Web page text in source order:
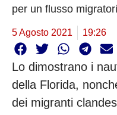
per un flusso
5 Agosto 2021 19:26
Lo dimostrano i
della Florida,
dei migranti